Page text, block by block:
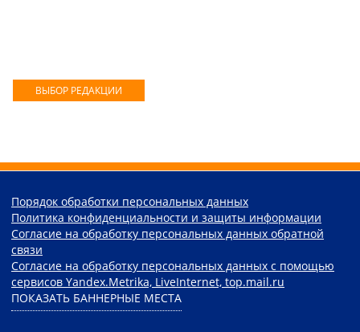
ВЫБОР РЕДАКЦИИ
Порядок обработки персональных данных
Политика конфиденциальности и защиты информации
Согласие на обработку персональных данных обратной
связи
Согласие на обработку персональных данных с помощью
сервисов Yandex.Metrika, LiveInternet, top.mail.ru
ПОКАЗАТЬ БАННЕРНЫЕ МЕСТА